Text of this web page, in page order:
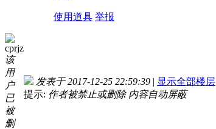
使用道具 举报
cprjz
该
用
户
已
被
删
发表于 2017-12-25 22:59:39 | 显示全部楼层
提示: 作者被禁止或删除 内容自动屏蔽